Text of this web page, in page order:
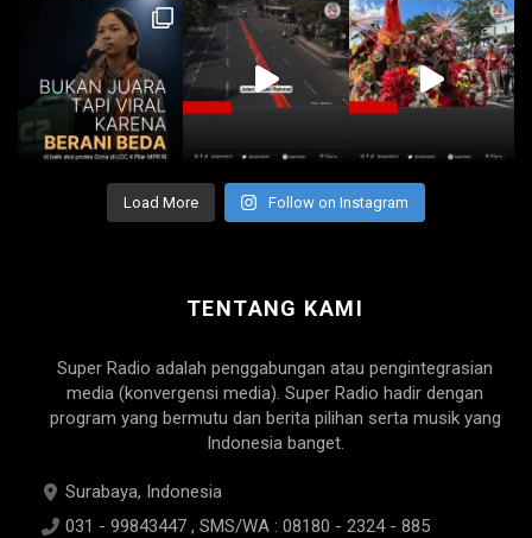
Load More Follow on Instagram
TENTANG KAMI
Super Radio adalah penggabungan atau pengintegrasian
media (konvergensi media). Super Radio hadir dengan
program yang bermutu dan berita pilihan serta musik yang
Indonesia banget.
Surabaya, Indonesia
031 - 99843447 , SMS/WA : 08180 - 2324 - 885